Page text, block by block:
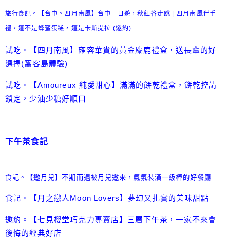
旅行食記。【台中。四月南風】台中一日遊，秋紅谷走跳 | 四月南風伴手
禮，這不是蜂蜜蛋糕，這是卡斯提拉 (邀約)
試吃。【四月南風】雍容華貴的黃金麋鹿禮盒，送長輩的好
選擇(窩客島體驗)
試吃。【Amoureux 純愛甜心】滿滿的餅乾禮盒，餅乾控請
鎖定，少油少糖好順口
下午茶食記
食記。【邀月兒】不期而遇被月兒邀來，氣氛裝潢一級棒的好餐廳
食記。【月之戀人Moon Lovers】夢幻又扎實的美味甜點
邀約。【七見櫻堂巧克力專賣店】三層下午茶，一家不來會
後悔的經典好店